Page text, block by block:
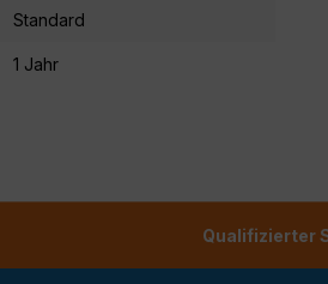
Standard
1 Jahr
Qualifizierter